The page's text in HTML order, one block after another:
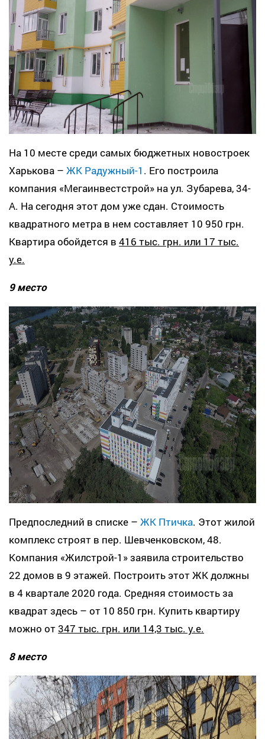
На 10 месте среди самых бюджетных новостроек
Харькова – ЖК Радужный-1 . Его построила
компания «Мегаинвестстрой» на ул. Зубарева, 34-
А. На сегодня этот дом уже сдан. Стоимость
квадратного метра в нем составляет 10 950 грн.
Квартира обойдется в 416 тыс. грн. или 17 тыс.
у.е.
9 место
Предпоследний в списке – ЖК Птичка. Этот жилой
комплекс строят в пер. Шевченковском, 48.
Компания «Жилстрой-1» заявила строительство
22 домов в 9 этажей. Построить этот ЖК должны
в 4 квартале 2020 года. Средняя стоимость за
квадрат здесь – от 10 850 грн. Купить квартиру
можно от 347 тыс. грн. или 14,3 тыс. у.е.
8 место